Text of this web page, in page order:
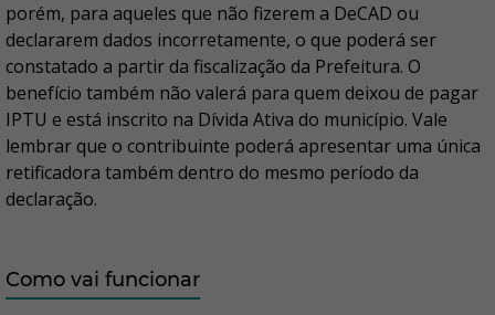
porém, para aqueles que não fizerem a DeCAD ou
declararem dados incorretamente, o que poderá ser
constatado a partir da fiscalização da Prefeitura. O
benefício também não valerá para quem deixou de pagar
IPTU e está inscrito na Dívida Ativa do município. Vale
lembrar que o contribuinte poderá apresentar uma única
retificadora também dentro do mesmo período da
declaração.
Como vai funcionar